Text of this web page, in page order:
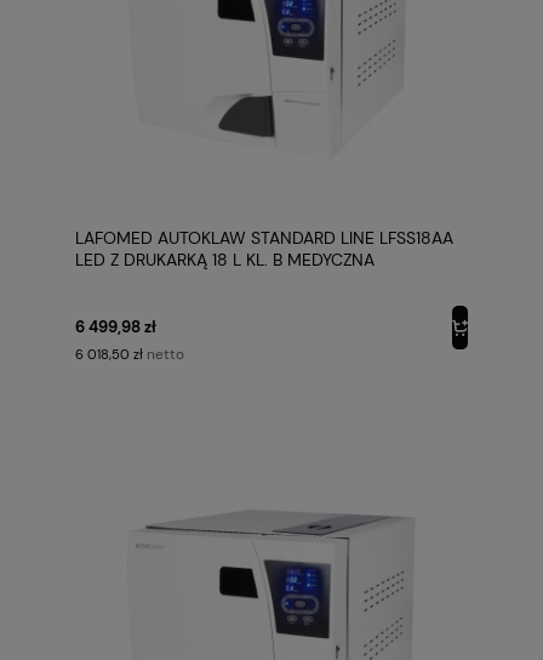
LAFOMED AUTOKLAW STANDARD LINE LFSS18AA
LED Z DRUKARKĄ 18 L KL. B MEDYCZNA
6 499,98 zł
6 018,50 zł netto